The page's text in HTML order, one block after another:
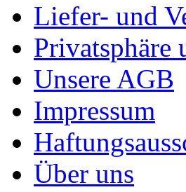
Liefer- und
Privatsphäre
Unsere AGB
Impressum
Über uns